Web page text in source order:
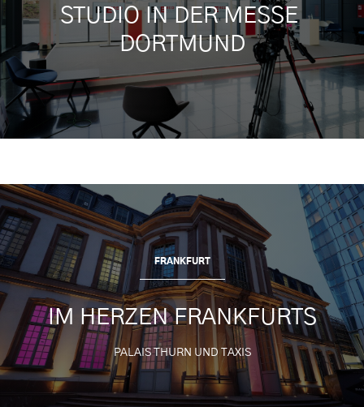
STUDIO IN DER MESSE
DORTMUND
FRANKFURT
IM HERZEN FRANKFURTS
PALAIS THURN UND TAXIS